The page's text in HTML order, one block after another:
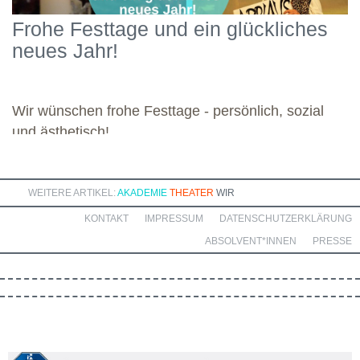
Schwerpunkten und legte damit einen starken Grundstein für die
kommenden Module. Günther wünscht allen weiteren
Dozierenden viel Freude bei ihren Modulen sowie eine ebenso
Frohe Festtage und ein glückliches
neues Jahr!
Wir wünschen frohe Festtage - persönlich, sozial
und ästhetisch!
WEITERE ARTIKEL: AKADEMIE THEATER WIR
DATENSCHUTZERKLÄRUNG
IMPRESSUM
KONTAKT
PRESSE
ABSOLVENT*INNEN